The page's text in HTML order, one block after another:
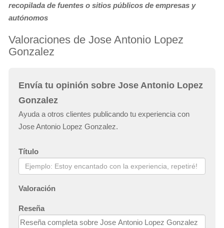
recopilada de fuentes o sitios públicos de empresas y
autónomos
Valoraciones de Jose Antonio Lopez
Gonzalez
Envía tu opinión sobre Jose Antonio Lopez
Gonzalez
Ayuda a otros clientes publicando tu experiencia con
Jose Antonio Lopez Gonzalez.
Título
Valoración
Reseña